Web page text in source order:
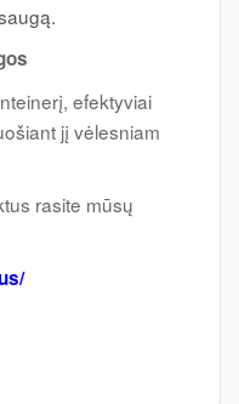
efektyviai
jį vėlesniam
rasite mūsų